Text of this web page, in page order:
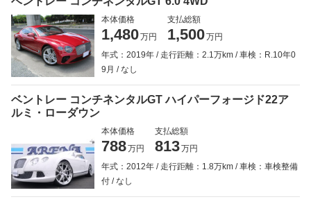
本体価格
1,480万円
支払総額
1,500万円
年式：2019年
走行距離：2.1万km
車検：R.10年0
9月
なし
ベントレー コンチネンタルGT ハイパーフォージド22ア
ルミ・ローダウン
本体価格
788万円
支払総額
813万円
年式：2012年
走行距離：1.8万km
車検：車検整備
付
なし